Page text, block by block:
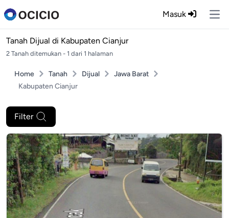
Masuk
Tanah Dijual di Kabupaten Cianjur
2 Tanah ditemukan - 1 dari 1 halaman
Home Tanah Dijual
Jawa Barat
Kabupaten Cianjur
Filter